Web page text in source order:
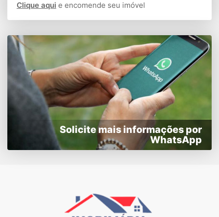
Clique aqui e encomende seu imóvel
Solicite mais informações por
WhatsApp